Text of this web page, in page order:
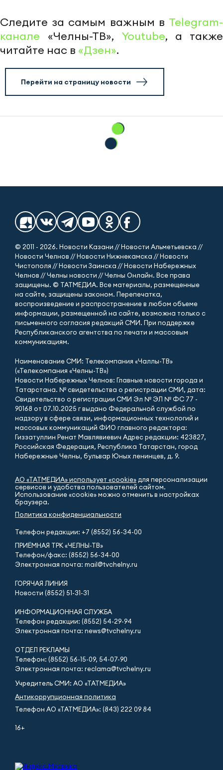
Следите за самым важным в Telegram-
канале «Челны-ТВ», Youtube, а также
читайте нас в «Дзен».
Перейти на страницу новости
© 2011 - 2026. Новости Казани // Новости Альметьевска //
Новости Челнов // Новости Нижнекамска // Новости
Чистополя // Новости Заинска // Новости Набережных
Челнов // Челны новости // Челны Онлайн. Все права
защищены. © ТАТМЕДИА. Все материалы, размещенные
на сайте, защищены законом. Перепечатка,
воспроизведение и распространение в любом объеме
информации, размещенной на сайте, возможна только с
письменного согласия редакций СМИ. При поддержке
Республиканского агентства по печати и массовым
коммуникациям.
Наименование СМИ: Телекомпания «Чаллы-ТВ»
(«Телекомпания «Челны-ТВ»)
Новости Набережных Челнов: Главные новости города и
Татарстана. № свидетельства о регистрации СМИ, дата:
Свидетельство о регистрации СМИ Эл № ЭЛ № ФС 77 -
90168 от 07.10.2025 г выдано Федеральной службой по
надзору в сфере связи, информационных технологий и
массовых коммуникаций ФИО главного редактора:
Гиззатуллин Ренат Мавлявиевич Адрес редакции: 423827,
Российская Федерация, Республика Татарстан, город
Набережные Челны, бульвар Юных ленинцев, д. 9.
АО «ТАТМЕДИА» использует «cookie»для персонализации
сервисов и удобства пользователей сайтом.
Использование «cookie» можно отменить в настройках
браузера.
Политика конфиденциальности
Телефон редакции: +7 (8552) 56-34-00
ПРИЁМНАЯ ТРК «ЧЕЛНЫ-ТВ»
Телефон/факс: (8552) 56-34-00
Электронная почта: mail@tvchelny.ru
ГОРЯЧАЯ ЛИНИЯ
Новости (8552) 51-31-31
ИНФОРМАЦИОННАЯ СЛУЖБА
Телефон редакции: (8552) 54-29-94
Электронная почта: news@tvchelny.ru
ОТДЕЛ РЕКЛАМЫ
Телефон: (8552) 56-15-09, 54-07-90
Электронная почта: reclama@tvchelny.ru
Учредитель СМИ: АО «ТАТМЕДИА»
Антикоррупционная политика
Телефон АО «ТАТМЕДИА»: (843) 222 09 84
16+